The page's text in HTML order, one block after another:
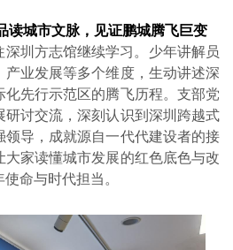
读城市文脉，见证鹏城腾飞巨变
深圳方志馆继续学习。少年讲解员
产业发展等多个维度，生动讲述深
先行示范区的腾飞历程。支部党
研讨交流，深刻认识到深圳跨越式
领导，成就源自一代代建设者的接
家读懂城市发展的红色底色与改
命与时代担当。